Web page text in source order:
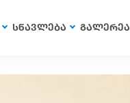
სწავლება გალერეა